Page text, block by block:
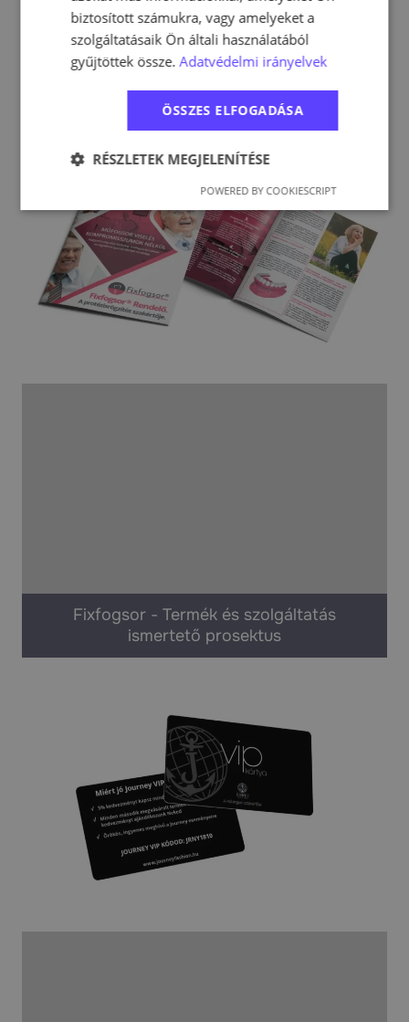
C.A.R. Service - prospektus B2B
partnerszerzés
Fixfogsor - Termék és szolgáltatás
ismertető prosektus
biztosított számukra, vagy amelyeket a
szolgáltatásaik Ön általi használatából
gyűjtöttek össze.Adatvédelmi irányelvek
ÖSSZES ELFOGADÁSA
RÉSZLETEK MEGJELENÍTÉSE
POWERED BY COOKIESCRIPT